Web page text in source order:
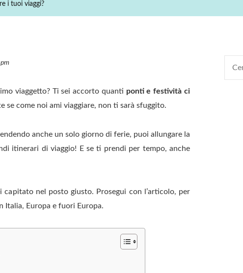
i tuoi viaggi?
viaggetto? Ti sei accorto quanti ponti e festività ci
se come noi ami viaggiare, non ti sarà sfuggito.
anche un solo giorno di ferie, puoi allungare la
itinerari di viaggio! E se ti prendi per tempo, anche
capitato nel posto giusto. Prosegui con l’articolo, per
Italia, Europa e fuori Europa.